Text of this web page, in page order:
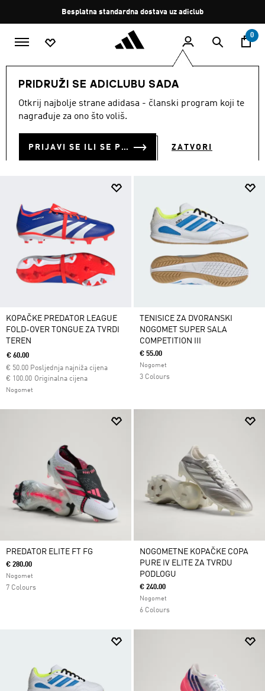
Zaustavi
rotaciju
Besplatna standardna dostava uz adiclub
0
PRIDRUŽI SE ADICLUBU SADA
Otkrij najbolje strane adidasa - članski program koji te
nagrađuje za ono što voliš.
PRIJAVI SE ILI SE PRIDRUŽI SADA ZATVORI
SPORTOVI Nogomet Kopačke
KOPAČKE ZA NOGOMET (590)
KOPAČKE PREDATOR LEAGUE
FOLD-OVER TONGUE ZA TVRDI
TEREN
€ 60.00
€ 50.00 Posljednja najniža cijena
Originalna cijena
Cijena umanjena od
€ 100.00za
Nogomet
TENISICE ZA DVORANSKI
NOGOMET SUPER SALA
COMPETITION III
€ 55.00
Nogomet
3 Colours
PREDATOR ELITE FT FG
€ 280.00
Nogomet
7 Colours
NOGOMETNE KOPAČKE COPA
PURE IV ELITE ZA TVRDU
PODLOGU
€ 240.00
Nogomet
6 Colours